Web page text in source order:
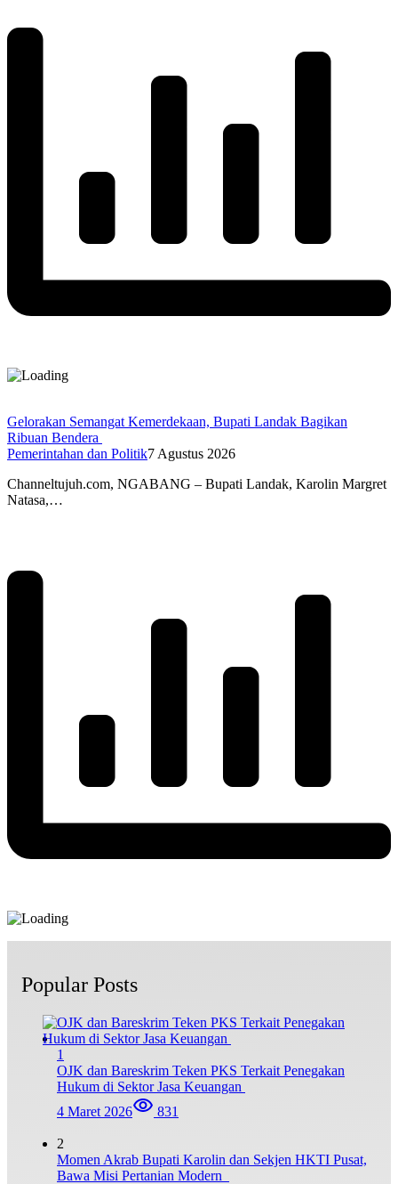
Gelorakan Semangat Kemerdekaan, Bupati Landak Bagikan
Ribuan Bendera
Pemerintahan dan Politik7 Agustus 2026
Channeltujuh.com, NGABANG – Bupati Landak, Karolin Margret
Natasa,…
Popular Posts
1
OJK dan Bareskrim Teken PKS Terkait Penegakan
Hukum di Sektor Jasa Keuangan
4 Maret 2026
831
2
Momen Akrab Bupati Karolin dan Sekjen HKTI Pusat,
Bawa Misi Pertanian Modern